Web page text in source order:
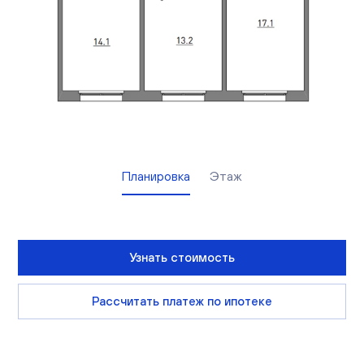
Планировка Этаж
Узнать стоимость
Рассчитать платеж по ипотеке